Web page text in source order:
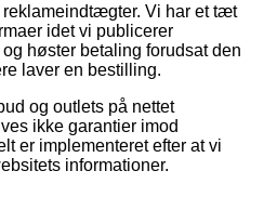
Vi har et tæt
idet vi publicerer
høster betaling forudsat den
laver en bestilling.
og outlets på nettet
ikke garantier imod
er implementeret efter at vi
informationer.